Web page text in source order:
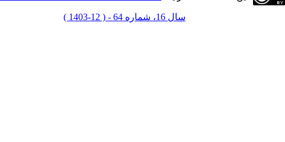
سال 16، شماره 64 - ( 12-1403 )